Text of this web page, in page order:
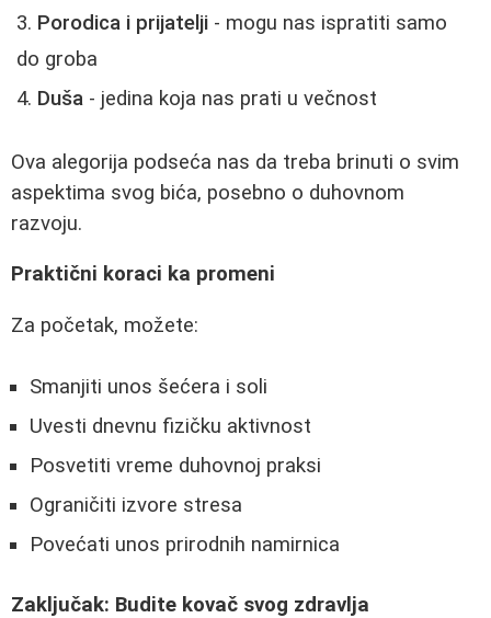
Porodica i prijatelji - mogu nas ispratiti samo
do groba
Duša - jedina koja nas prati u večnost
Ova alegorija podseća nas da treba brinuti o svim
aspektima svog bića, posebno o duhovnom
razvoju.
Praktični koraci ka promeni
Za početak, možete:
Smanjiti unos šećera i soli
Uvesti dnevnu fizičku aktivnost
Posvetiti vreme duhovnoj praksi
Ograničiti izvore stresa
Povećati unos prirodnih namirnica
Zaključak: Budite kovač svog zdravlja